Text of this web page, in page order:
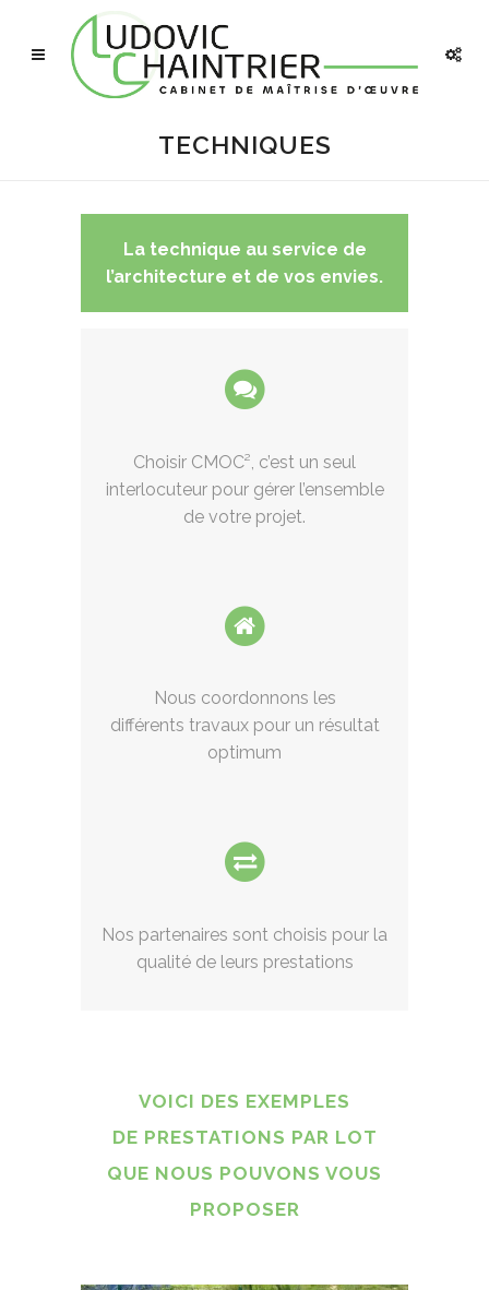
TECHNIQUES
La technique au service de
l’architecture et de vos envies.
Choisir CMOC², c’est un seul
interlocuteur pour gérer l’ensemble
de votre projet.
Nous coordonnons les
différents travaux pour un résultat
optimum
Nos partenaires sont choisis pour la
qualité de leurs prestations
VOICI DES EXEMPLES
DE PRESTATIONS PAR LOT
QUE NOUS POUVONS VOUS
PROPOSER